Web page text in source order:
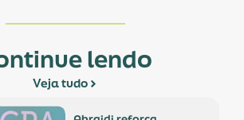
lendo
Veja tudo